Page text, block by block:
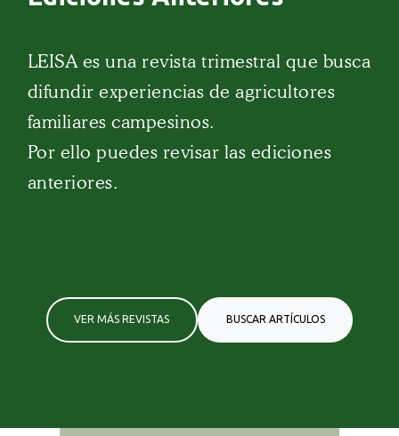
LEISA es una revista trimestral que busca
difundir experiencias de agricultores
familiares campesinos.
Por ello puedes revisar las ediciones
anteriores.
VER MÁS REVISTAS BUSCAR ARTÍCULOS